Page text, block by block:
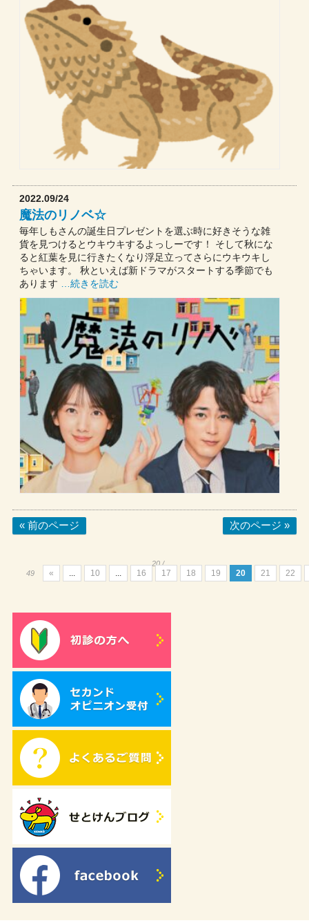
魔法のリノベ☆
毎年しもさんの誕生日プレゼントを選ぶ時に好きそうな雑
貨を見つけるとウキウキするよっしーです！ そして秋にな
ると紅葉を見に行きたくなり浮足立ってさらにウキウキし
ちゃいます。 秋といえば新ドラマがスタートする季節でも
あります
…続きを読む
2022.09/24
« 前のページ 次のページ »
20 /
49
« ... 10 ... 16 17 18 19 20 21 22